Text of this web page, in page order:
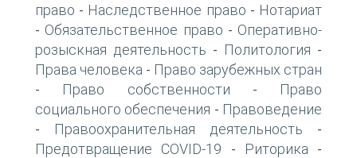
право - Наследственное право - Нотариат
- Обязательственное право - Оперативно-
розыскная деятельность - Политология -
Права человека - Право зарубежных стран
- Право собственности -
Право
социального обеспечения - Правоведение
- Правоохранительная деятельность -
Предотвращение COVID-19 - Риторика -